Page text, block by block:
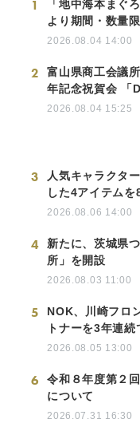
1
「地中海本まぐ
より期間・数量
2026.08.04 14:00
2
富山県商工会議
年記念祝賀会 「
2026.08.04 15:25
3
人気キャラクタ
した4アイテム
2026.08.06 14:00
4
新たに、茨城県
所」を開設
2026.08.03 11:00
5
NOK、川崎フロ
トナーを3年連続
2026.08.05 13:00
6
令和８年度第２
について
2026.07.31 16:30